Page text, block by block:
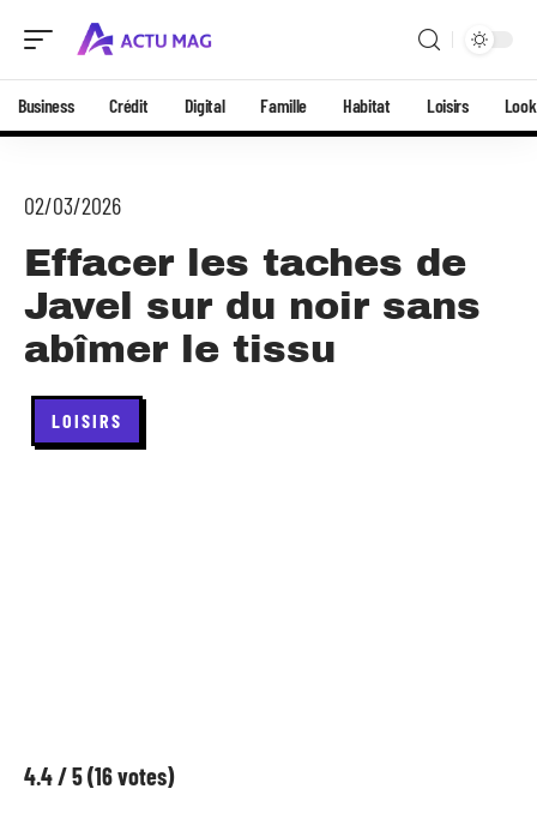
Business Crédit Digital Famille Habitat Loisirs Look
02/03/2026
Effacer les taches de
Javel sur du noir sans
abîmer le tissu
LOISIRS
4.4/ 5(16 votes)